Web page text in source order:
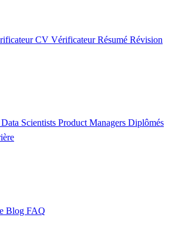
CV Vérificateur Résumé Révision
Data Scientists Product Managers Diplômés
Blog FAQ